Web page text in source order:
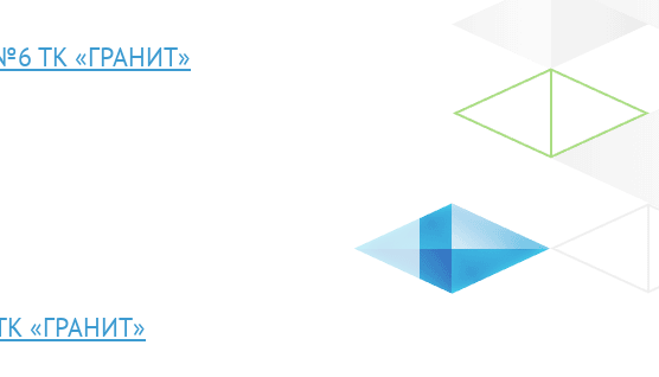
ТК «ГРАНИТ»
«ГРАНИТ»